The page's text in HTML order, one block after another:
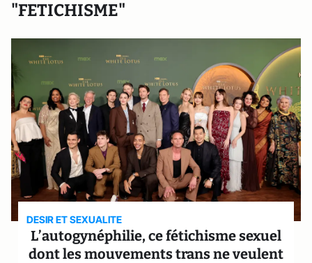
"FETICHISME"
DESIR ET SEXUALITE
L’autogynéphilie, ce fétichisme sexuel
dont les mouvements trans ne veulent